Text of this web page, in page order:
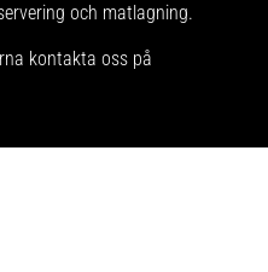
och matlagning.
kontakta oss på